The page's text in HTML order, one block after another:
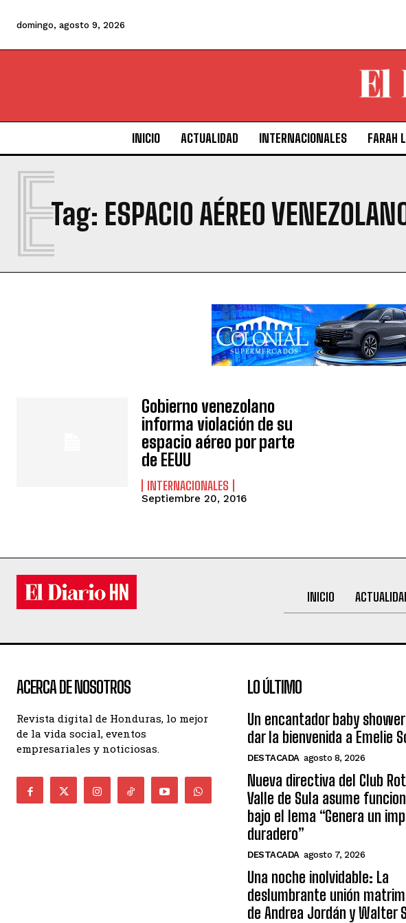
domingo, agosto 9, 2026
INICIO ACTUALIDAD INTERNACIONALES FARAH
Tag: ESPACIO AÉREO
E
Gobierno venezolano
informa violación de su
espacio aéreo por parte
de EEUU
INTERNACIONALES
Septiembre 20, 2016
INICIO
ACERCA DE NOSOTROS
Revista digital de Honduras, lo mejor
de la vida social, eventos
empresariales y noticiosas.
LO ÚLTIMO
Un encantador baby
dar la bienvenida a Emelie
DESTACADA agosto 8, 2026
Nueva directiva del Club
Valle de Sula asume
bajo el lema “Genera un
duradero”
DESTACADA agosto 7, 2026
Una noche inolvidable: La
deslumbrante unión
de Andrea Jordán y Walter